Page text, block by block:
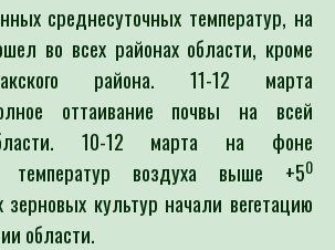
среднесуточных температур, на
во всех районах области, кроме
района. 11-12 марта
оттаивание почвы на всей
10-12 марта на фоне
температур воздуха выше +50
культур начали вегетацию
области.